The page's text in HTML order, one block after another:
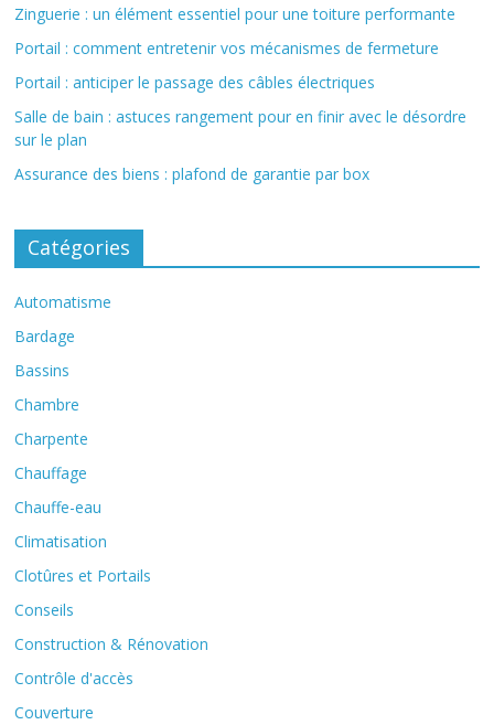
Zinguerie : un élément essentiel pour une toiture performante
Portail : comment entretenir vos mécanismes de fermeture
Portail : anticiper le passage des câbles électriques
Salle de bain : astuces rangement pour en finir avec le désordre
sur le plan
Assurance des biens : plafond de garantie par box
Catégories
Automatisme
Bardage
Bassins
Chambre
Charpente
Chauffage
Chauffe-eau
Climatisation
Clotûres et Portails
Conseils
Construction & Rénovation
Contrôle d'accès
Couverture